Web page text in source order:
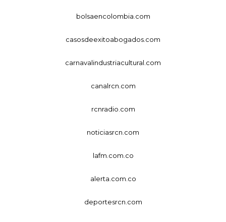
bolsaencolombia.com
casosdeexitoabogados.com
carnavalindustriacultural.com
canalrcn.com
rcnradio.com
noticiasrcn.com
lafm.com.co
alerta.com.co
deportesrcn.com